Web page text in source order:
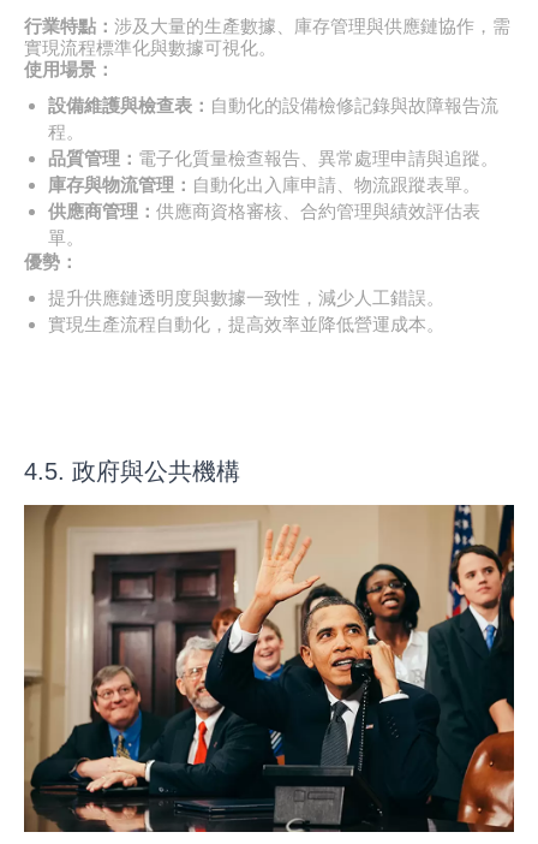
行業特點：涉及大量的生產數據、庫存管理與供應鏈協作，需
實現流程標準化與數據可視化。
使用場景：
設備維護與檢查表： 自動化的設備檢修記錄與故障報告流
程。
品質管理： 電子化質量檢查報告、異常處理申請與追蹤。
庫存與物流管理： 自動化出入庫申請、物流跟蹤表單。
供應商管理：供應商資格審核、合約管理與績效評估表
單。
優勢：
提升供應鏈透明度與數據一致性，減少人工錯誤。
實現生產流程自動化，提高效率並降低營運成本。
4.5. 政府與公共機構